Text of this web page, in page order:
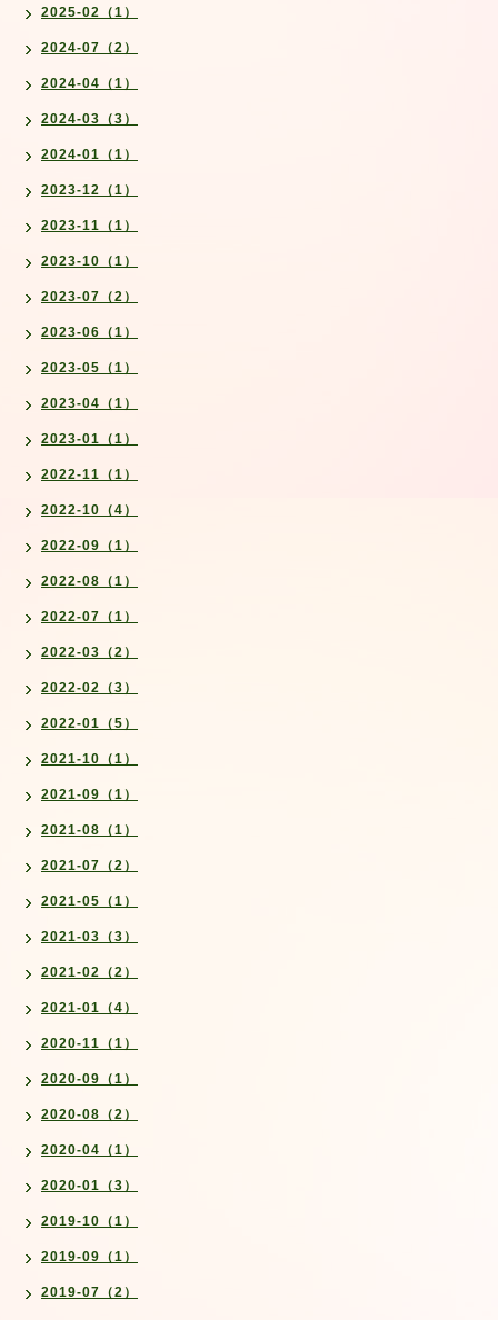
2025-02（1）
2024-07（2）
2024-04（1）
2024-03（3）
2024-01（1）
2023-12（1）
2023-11（1）
2023-10（1）
2023-07（2）
2023-06（1）
2023-05（1）
2023-04（1）
2023-01（1）
2022-11（1）
2022-10（4）
2022-09（1）
2022-08（1）
2022-07（1）
2022-03（2）
2022-02（3）
2022-01（5）
2021-10（1）
2021-09（1）
2021-08（1）
2021-07（2）
2021-05（1）
2021-03（3）
2021-02（2）
2021-01（4）
2020-11（1）
2020-09（1）
2020-08（2）
2020-04（1）
2020-01（3）
2019-10（1）
2019-09（1）
2019-07（2）